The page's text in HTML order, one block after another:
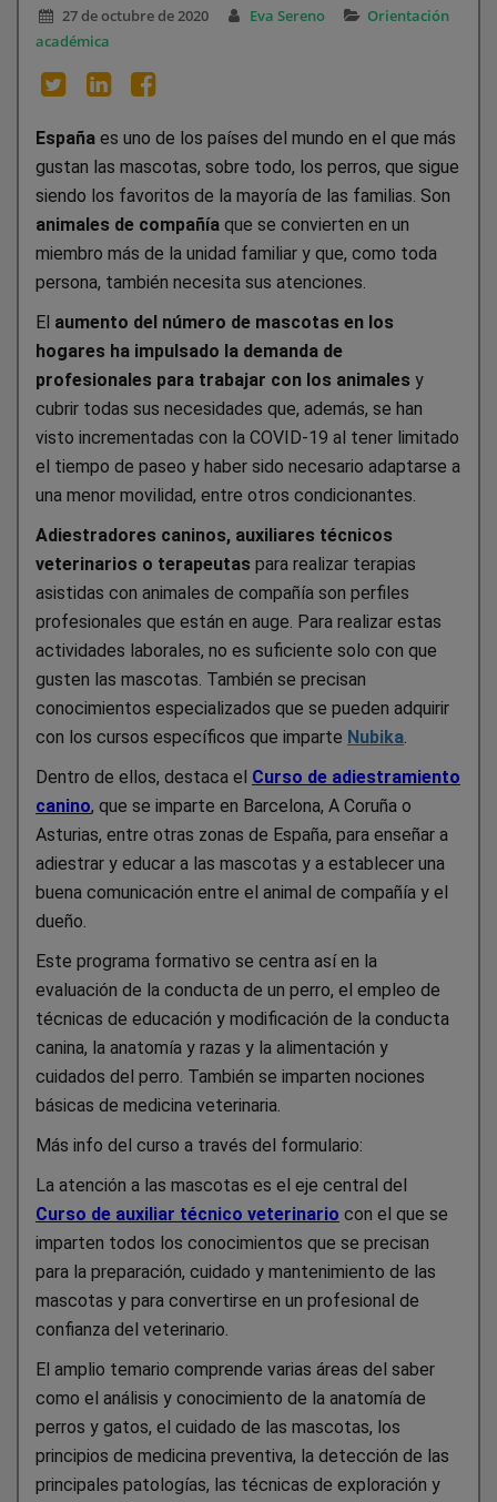
27 de octubre de 2020 Eva Sereno
Orientación
académica
España es uno de los países del mundo en el que más
gustan las mascotas, sobre todo, los perros, que sigue
siendo los favoritos de la mayoría de las familias. Son
animales de compañía que se convierten en un
miembro más de la unidad familiar y que, como toda
persona, también necesita sus atenciones.
El aumento del número de mascotas en los
hogares ha impulsado la demanda de
profesionales para trabajar con los animales y
cubrir todas sus necesidades que, además, se han
visto incrementadas con la COVID-19 al tener limitado
el tiempo de paseo y haber sido necesario adaptarse a
una menor movilidad, entre otros condicionantes.
Adiestradores caninos, auxiliares técnicos
veterinarios o terapeutas para realizar terapias
asistidas con animales de compañía son perfiles
profesionales que están en auge. Para realizar estas
actividades laborales, no es suficiente solo con que
gusten las mascotas. También se precisan
conocimientos especializados que se pueden adquirir
con los cursos específicos que imparte Nubika
Dentro de ellos, destaca el Curso de adiestramiento
canino, que se imparte en Barcelona, A Coruña o
Asturias, entre otras zonas de España, para enseñar a
adiestrar y educar a las mascotas y a establecer una
buena comunicación entre el animal de compañía y el
dueño.
Este programa formativo se centra así en la
evaluación de la conducta de un perro, el empleo de
técnicas de educación y modificación de la conducta
canina, la anatomía y razas y la alimentación y
cuidados del perro. También se imparten nociones
básicas de medicina veterinaria.
Más info del curso a través del formulario:
La atención a las mascotas es el eje central del
Curso de auxiliar técnico veterinario con el que se
imparten todos los conocimientos que se precisan
para la preparación, cuidado y mantenimiento de las
mascotas y para convertirse en un profesional de
confianza del veterinario.
El amplio temario comprende varias áreas del saber
como el análisis y conocimiento de la anatomía de
perros y gatos, el cuidado de las mascotas, los
principios de medicina preventiva, la detección de las
principales patologías, las técnicas de exploración y